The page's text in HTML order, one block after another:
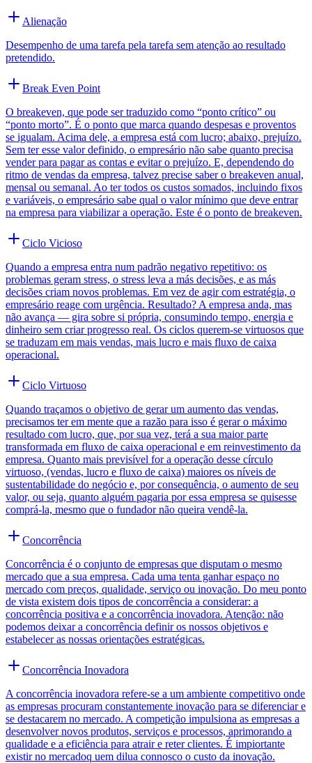
Alienação
Desempenho de uma tarefa pela tarefa sem atenção ao resultado
pretendido.
Break Even Point
O breakeven, que pode ser traduzido como “ponto crítico” ou
“ponto morto”. É o ponto que marca quando despesas e proventos
se igualam. Acima dele, a empresa está com lucro; abaixo, prejuízo.
Sem ter esse valor definido, o empresário não sabe quanto precisa
vender para pagar as contas e evitar o prejuízo. E, dependendo do
ritmo de vendas da empresa, talvez precise saber o breakeven anual,
mensal ou semanal. Ao ter todos os custos somados, incluindo fixos
e variáveis, o empresário sabe qual o valor mínimo que deve entrar
na empresa para viabilizar a operação. Este é o ponto de breakeven.
Ciclo Vicioso
Quando a empresa entra num padrão negativo repetitivo: os
problemas geram stress, o stress leva a más decisões, e as más
decisões criam novos problemas. Em vez de agir com estratégia, o
empresário reage com urgência. Resultado? A empresa anda, mas
não avança — gira sobre si própria, consumindo tempo, energia e
dinheiro sem criar progresso real. Os ciclos querem-se virtuosos que
se traduzam em mais vendas, mais lucro e mais fluxo de caixa
operacional.
Ciclo Virtuoso
Quando traçamos o objetivo de gerar um aumento das vendas,
precisamos ter em mente que a razão para isso é gerar o máximo
resultado com lucro, que, por sua vez, terá a sua maior parte
transformada em fluxo de caixa operacional e em reinvestimento da
empresa. Quanto mais previsível for a operação desse círculo
virtuoso, (vendas, lucro e fluxo de caixa) maiores os níveis de
sustentabilidade do negócio e, por consequência, o aumento de seu
valor, ou seja, quanto alguém pagaria por essa empresa se quisesse
comprá-la, mesmo que o fundador não queira vendê-la.
Concorrência
Concorrência é o conjunto de empresas que disputam o mesmo
mercado que a sua empresa. Cada uma tenta ganhar espaço no
mercado com preços, qualidade, serviço ou inovação. Do meu ponto
de vista existem dois tipos de concorrência a considerar: a
concorrência positiva e a concorrência inovadora. Atenção: não
podemos deixar a concorrência definir os nossos objetivos e
estabelecer as nossas orientações estratégicas.
Concorrência Inovadora
A concorrência inovadora refere-se a um ambiente competitivo onde
as empresas procuram constantemente inovação para se diferenciar e
se destacarem no mercado. A competição impulsiona as empresas a
desenvolver novos produtos, serviços e processos, aprimorando a
qualidade e a eficiência para atrair e reter clientes. É impiortante
existir no mercadoq uem dilua connosco o custo da inovação.